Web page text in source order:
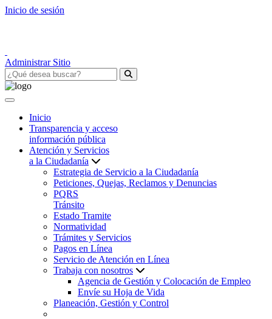
Inicio de sesión
Administrar Sitio
Inicio
Transparencia y acceso
información pública
Atención y Servicios
a la Ciudadanía
Estrategia de Servicio a la Ciudadanía
Peticiones, Quejas, Reclamos y Denuncias
PQRS
Tránsito
Estado Tramite
Normatividad
Trámites y Servicios
Pagos en Línea
Servicio de Atención en Línea
Trabaja con nosotros
Agencia de Gestión y Colocación de Empleo
Envíe su Hoja de Vida
Planeación, Gestión y Control